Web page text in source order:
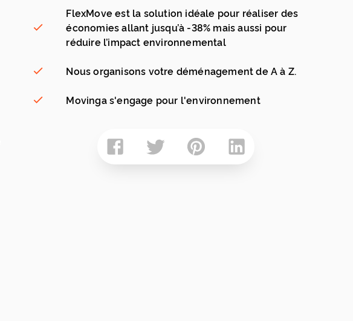
FlexMove est la solution idéale pour réaliser des
économies allant jusqu’à -38% mais aussi pour
réduire l’impact environnemental
Nous organisons votre déménagement de A à Z.
Movinga s'engage pour l'environnement